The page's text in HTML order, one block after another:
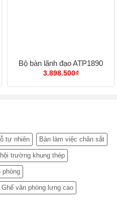
Bộ bàn lãnh đạo ATP1890
3.898.500₫
tự nhiên Bàn làm việc chân sắt
trường khung thép
phòng
Ghế văn phòng lưng cao